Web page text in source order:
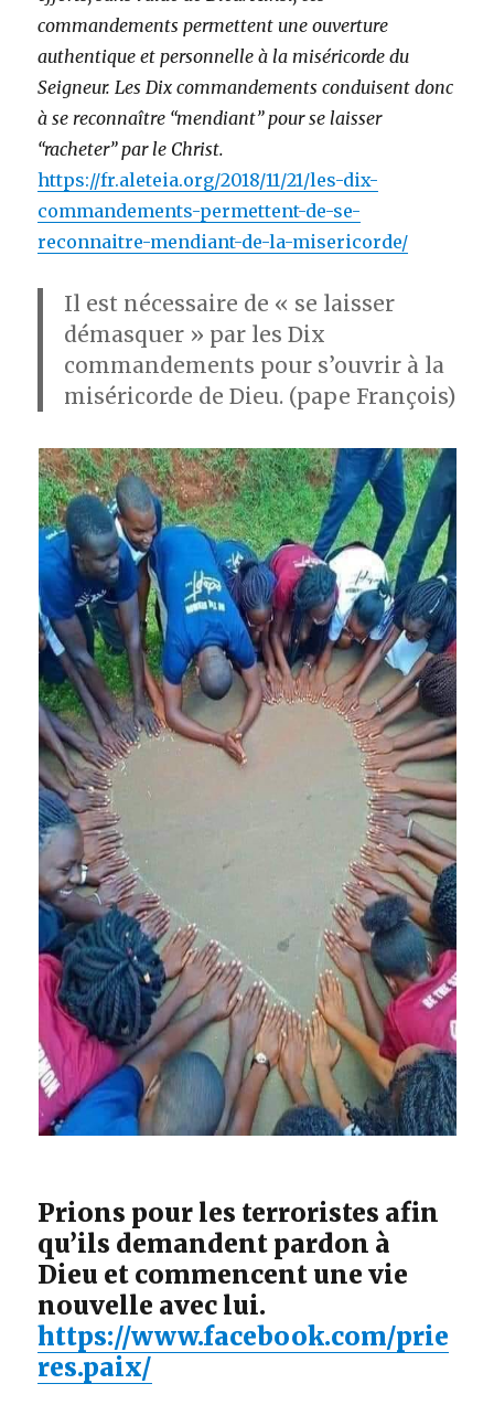
commandements permettent une ouverture
authentique et personnelle à la miséricorde du
Seigneur. Les Dix commandements conduisent donc
à se reconnaître “mendiant” pour se laisser
“racheter” par le Christ.
https://fr.aleteia.org/2018/11/21/les-dix-
commandements-permettent-de-se-
reconnaitre-mendiant-de-la-misericorde/
Il est nécessaire de « se laisser
démasquer » par les Dix
commandements pour s’ouvrir à la
miséricorde de Dieu. (pape François)
Prions pour les terroristes afin
qu’ils demandent pardon à
Dieu et commencent une vie
nouvelle avec lui.
https://www.facebook.com/prie
res.paix/